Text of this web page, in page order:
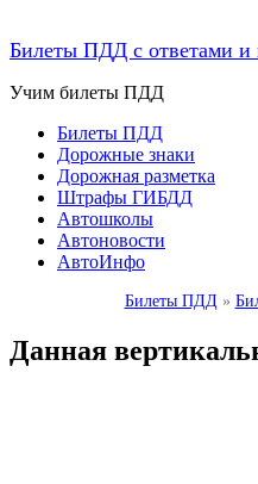
Билеты ПДД с ответами и
Учим билеты ПДД
Билеты ПДД
Дорожные знаки
Дорожная разметка
Штрафы ГИБДД
Автошколы
Автоновости
АвтоИнфо
Билеты ПДД »
Данная